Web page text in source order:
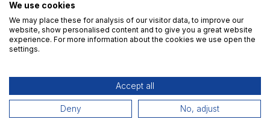
LVI-numero 3895001
Toimittajan tuotenumero VENTTILI-
VALLU
We use cookies
We may place these for analysis of our visitor data, to improve our
website, show personalised content and to give you a great website
experience. For more information about the cookies we use open the
settings.
Accept all
Deny No, adjust